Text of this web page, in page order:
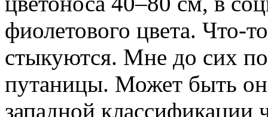
фиолетового цвета. Что-
стыкуются. Мне до сих
путаницы. Может быть
западной классификации